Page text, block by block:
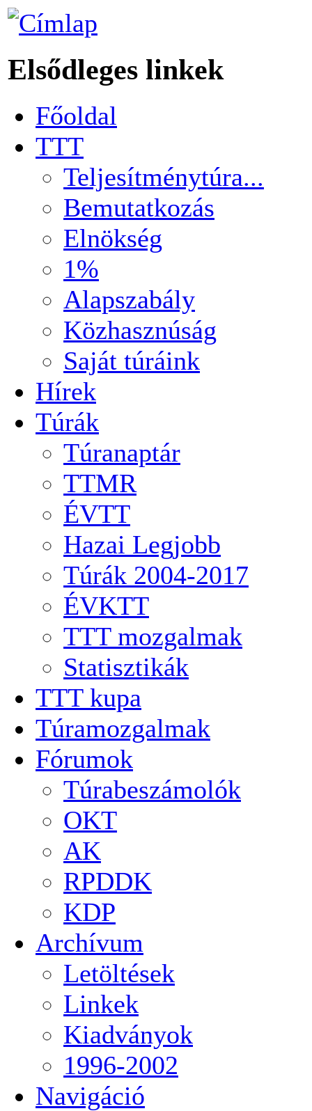
Elsődleges linkek
Főoldal
TTT
Teljesítménytúra...
Bemutatkozás
Elnökség
1%
Alapszabály
Közhasznúság
Saját túráink
Hírek
Túrák
Túranaptár
TTMR
ÉVTT
Hazai Legjobb
Túrák 2004-2017
ÉVKTT
TTT mozgalmak
Statisztikák
TTT kupa
Túramozgalmak
Fórumok
Túrabeszámolók
OKT
AK
RPDDK
KDP
Archívum
Letöltések
Linkek
Kiadványok
1996-2002
Navigáció